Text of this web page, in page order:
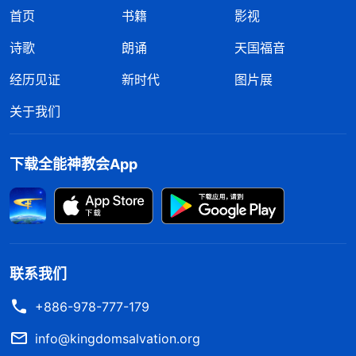
首页 书籍
影视
诗歌
朗诵
天国福音
经历见证
新时代
图片展
关于我们
下载全能神教会App
联系我们
+886-978-777-179
info@kingdomsalvation.org